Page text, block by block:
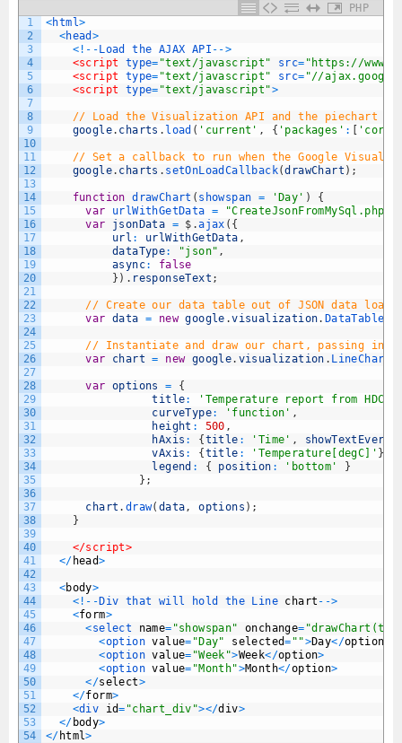
PHP
1
2
3
4
5
6
7
8
9
10
11
12
13
14
15
16
17
18
19
20
21
22
23
24
25
26
27
28
29
30
31
32
33
34
35
36
37
38
39
40
41
42
43
44
45
46
47
48
49
50
51
52
53
54
<html>
<head >
< ! --Load the AJAX API -->
<script type= "text/javascript" src= "https://
<script type= "text/javascript" src= "//
<script type= "text/javascript">
// Load the Visualization API and the piechart
google. charts . load ( 'current' , { 'packages' : [
// Set a callback to run when the Google
google. charts . setOnLoadCallback(drawChart ) ;
function drawChart ( showspan = 'Day' )
{
var
urlWithGetData =
var
jsonData = $ .ajax ( {
url : urlWithGetData ,
dataType: "json" ,
async:
false
} ) . responseText ;
// Create our data table out of JSON data
var data = new google .visualization. DataTable
// Instantiate and draw our chart, passing in
var
chart = new google. visualization . LineChart
var options =
{
title:
'Temperature report from
curveType: 'function' ,
height : 500 ,
hAxis : {title : 'Time' , showTextEvery
vAxis : {title : 'Temperature[degC]' }
legend : { position : 'bottom'
}
} ;
chart . draw( data, options ) ;
}
</script>
</ head>
<body>
< ! --Div that will hold the Line chart -->
<form>
<select name= "showspan" onchange=
<option value= "Day" selected= "">Day</option
<option value= "Week">Week</option>
<option value= "Month">Month</option>
</select>
</form>
<div id= "chart_div"></div>
</ body>
</ html>